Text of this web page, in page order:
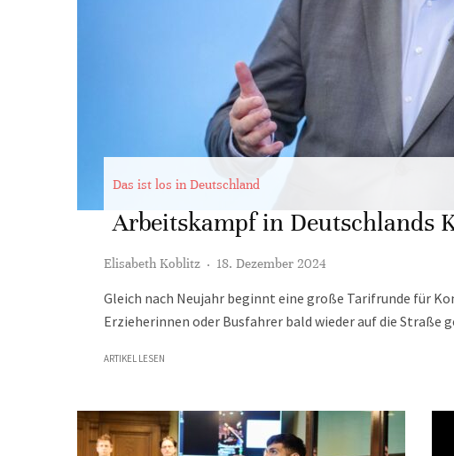
Das ist los in Deutschland
Arbeitskampf in Deutschlands
Elisabeth Koblitz · 18. Dezember 2024
Gleich nach Neujahr beginnt eine große Tarifrunde für
Erzieherinnen oder Busfahrer bald wieder auf die Straße
ARTIKEL LESEN